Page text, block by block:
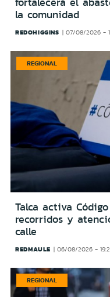
la comunidad
REDOHIGGINS 07/08/2026 -
REGIONAL
Talca activa
recorridos y
calle
REDMAULE 06/08/2026 -
REGIONAL